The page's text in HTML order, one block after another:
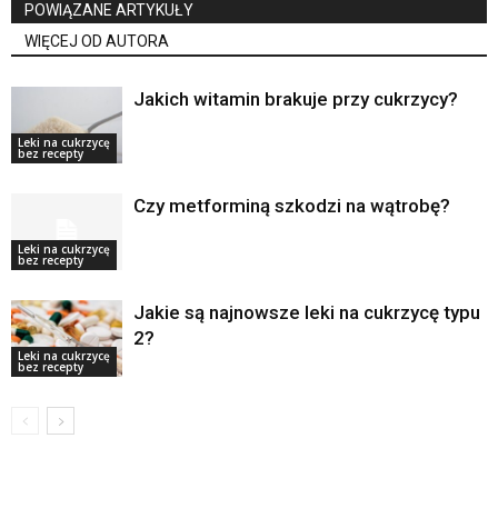
POWIĄZANE ARTYKUŁY
WIĘCEJ OD AUTORA
Leki na cukrzycę
bez recepty
Jakich witamin brakuje przy cukrzycy?
Leki na cukrzycę
bez recepty
Czy metforminą szkodzi na wątrobę?
Leki na cukrzycę
bez recepty
Jakie są najnowsze leki na cukrzycę typu
2?